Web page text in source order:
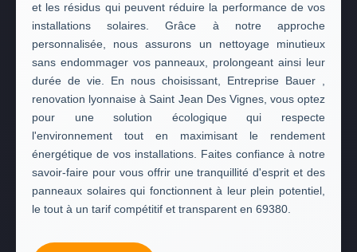
et les résidus qui peuvent réduire la performance de vos
installations solaires. Grâce à notre approche
personnalisée, nous assurons un nettoyage minutieux
sans endommager vos panneaux, prolongeant ainsi leur
durée de vie. En nous choisissant, Entreprise Bauer ,
renovation lyonnaise à Saint Jean Des Vignes, vous optez
pour une solution écologique qui respecte
l'environnement tout en maximisant le rendement
énergétique de vos installations. Faites confiance à notre
savoir-faire pour vous offrir une tranquillité d'esprit et des
panneaux solaires qui fonctionnent à leur plein potentiel,
le tout à un tarif compétitif et transparent en 69380.